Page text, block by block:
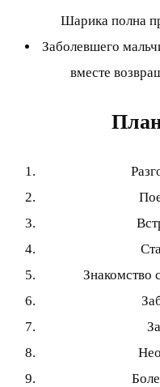
Шарика полна
Заболевшего
вместе
Знакомство